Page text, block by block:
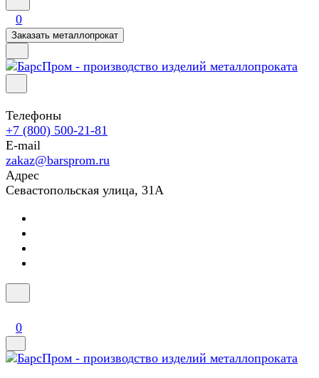
0
Заказать металлопрокат
Телефоны
+7 (800) 500-21-81
E-mail
zakaz@barsprom.ru
Адрес
Севастопольская улица, 31А
0